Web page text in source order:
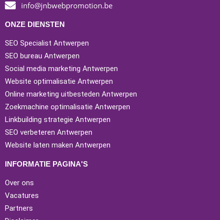
info@jnbwebpromotion.be
ONZE DIENSTEN
SEO Specialist Antwerpen
SEO bureau Antwerpen
Social media marketing Antwerpen
Website optimalisatie Antwerpen
Online marketing uitbesteden Antwerpen
Zoekmachine optimalisatie Antwerpen
Linkbuilding strategie Antwerpen
SEO verbeteren Antwerpen
Website laten maken Antwerpen
INFORMATIE PAGINA'S
Over ons
Vacatures
Partners